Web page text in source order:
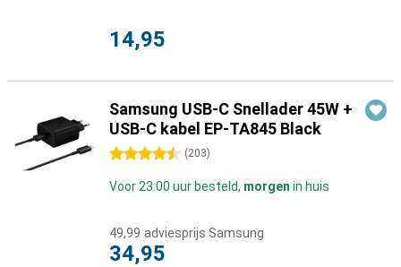
14,95
Samsung USB-C Snellader 45W +
USB-C kabel EP-TA845 Black
4.5 sterren (203)
Voor 23:00 uur besteld, morgen in huis
49,99 adviesprijs Samsung
34,95